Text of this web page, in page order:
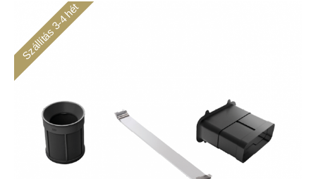
Szállítás 3-4 hét